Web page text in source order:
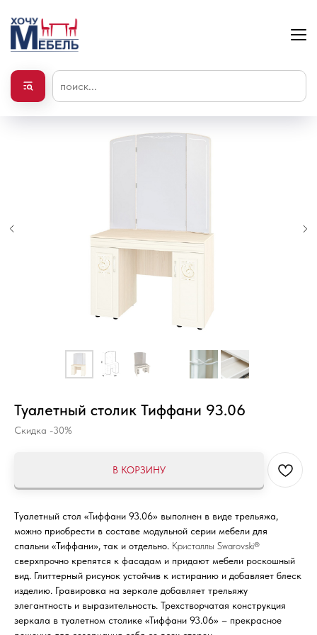
Туалетный столик Тиффани 93.06
Скидка -30%
В КОРЗИНУ
Туалетный стол «Тиффани 93.06» выполнен в виде трельяжа,
можно приобрести в составе модульной серии мебели для
спальни «Тиффани», так и отдельно. Кристаллы Swarovski®
сверхпрочно крепятся к фасадам и придают мебели роскошный
вид. Глиттерный рисунок устойчив к истиранию и добавляет блеск
изделию. Гравировка на зеркале добавляет трельяжу
элегантность и выразительность. Трехстворчатая конструкция
зеркала в туалетном столике «Тиффани 93.06» – прекрасное